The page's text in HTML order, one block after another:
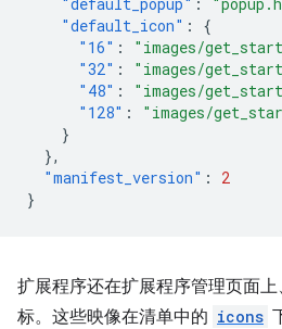
"default_icon" :
{
"16" : "images/
"32" : "images/
"48" : "images/
"128" :
"images/
}
},
"manifest_version" :
2
}
扩展程序还在扩展程序管理页面
标。这些映像在清单中的 icons